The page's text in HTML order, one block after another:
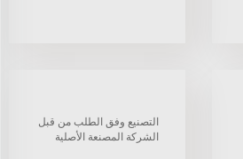
التصنيع وفق الطلب من قبل
الشركة المصنعة الأصلية